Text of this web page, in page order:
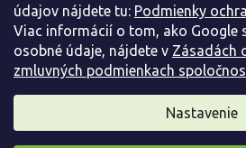
údajov nájdete tu: Podmienky
Viac informácií o tom, ako Google
osobné údaje, nájdete v Zásadách
zmluvných podmienkach
Nastavenie